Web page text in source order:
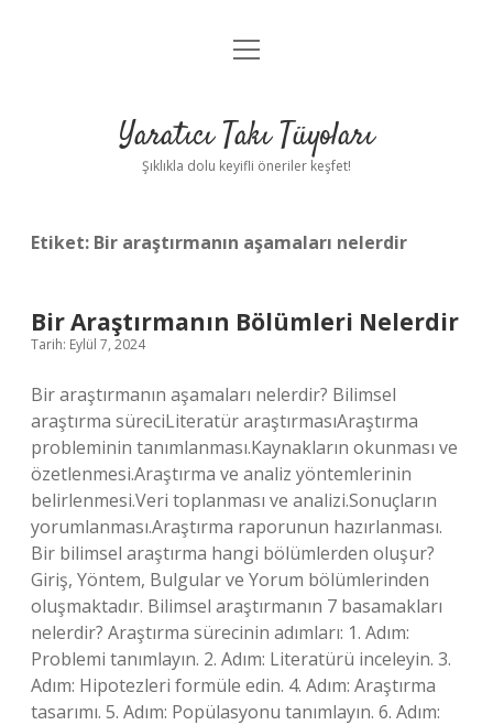
Anasayfa
Yasal Uyarı
menüyü
Yaratıcı Takı Tüyoları
Şıklıkla dolu keyifli öneriler keşfet!
Etiket: Bir araştırmanın aşamaları nelerdir
Bir Araştırmanın Bölümleri Nelerdir
Tarih: Eylül 7, 2024
Bir araştırmanın aşamaları nelerdir? Bilimsel
araştırma süreciLiteratür araştırmasıAraştırma
probleminin tanımlanması.Kaynakların okunması ve
özetlenmesi.Araştırma ve analiz yöntemlerinin
belirlenmesi.Veri toplanması ve analizi.Sonuçların
yorumlanması.Araştırma raporunun hazırlanması.
Bir bilimsel araştırma hangi bölümlerden oluşur?
Giriş, Yöntem, Bulgular ve Yorum bölümlerinden
oluşmaktadır. Bilimsel araştırmanın 7 basamakları
nelerdir? Araştırma sürecinin adımları: 1. Adım:
Problemi tanımlayın. 2. Adım: Literatürü inceleyin. 3.
Adım: Hipotezleri formüle edin. 4. Adım: Araştırma
tasarımı. 5. Adım: Popülasyonu tanımlayın. 6. Adım: